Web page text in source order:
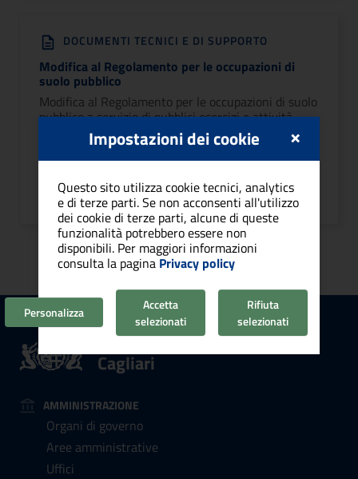
DOCUMENTI TECNICI E DI SUPPORTO
Modifica al Regolamento per le occupazioni di
suolo pubblico
Modifica al Regolamento per le occupazioni di suolo
pubblico a servizio di pubblici esercizi e attività
commerciali nella centrale piazza Yenne e nel largo
Carlo Felice
produttive e turismo
Comune di
Cagliari
AMMINISTRAZIONE
Organi di governo
Aree amministrative
Uffici
×
Impostazioni dei cookie
Questo sito utilizza cookie tecnici, analytics
e di terze parti. Se non acconsenti all'utilizzo
dei cookie di terze parti, alcune di queste
funzionalità potrebbero essere non
disponibili. Per maggiori informazioni
consulta la pagina Privacy policy
Personalizza
Accetta
selezionati
Rifiuta
selezionati